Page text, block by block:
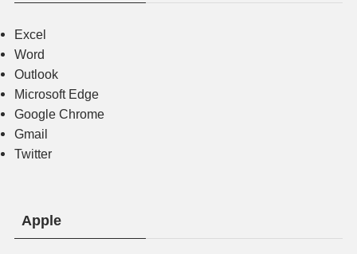
Excel
Word
Outlook
Microsoft Edge
Google Chrome
Gmail
Twitter
Apple